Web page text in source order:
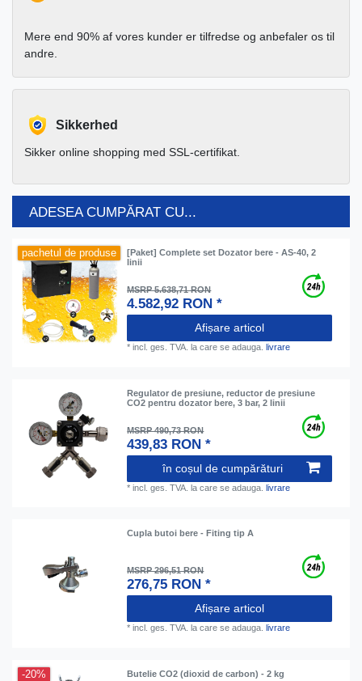
Mere end 90% af vores kunder er tilfredse og anbefaler os til
andre.
Sikkerhed
Sikker online shopping med SSL-certifikat.
ADESEA CUMPĂRAT CU...
pachetul de produse
[Paket] Complete set Dozator bere - AS-40, 2
linii
MSRP 5.638,71 RON
4.582,92 RON *
Afișare articol
*incl. ges. TVA. la care se adauga.livrare
Regulator de presiune, reductor de presiune
CO2 pentru dozator bere, 3 bar, 2 linii
MSRP 490,73 RON
439,83 RON *
în coșul de cumpărături
*incl. ges. TVA. la care se adauga.livrare
Cupla butoi bere - Fiting tip A
MSRP 296,51 RON
276,75 RON *
Afișare articol
*incl. ges. TVA. la care se adauga. livrare
-20% Butelie CO2 (dioxid de carbon) - 2 kg